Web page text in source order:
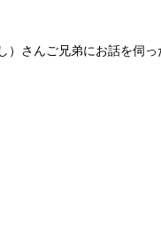
）さんご兄弟にお話を伺っ